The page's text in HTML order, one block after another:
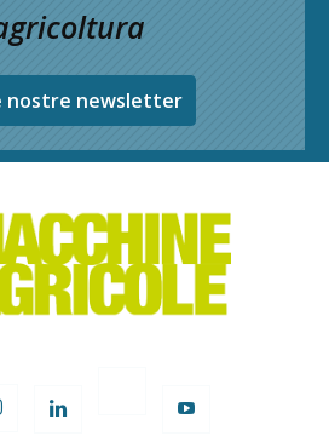
nostre newsletter